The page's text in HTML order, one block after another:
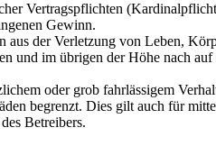
Vertragspflichten
Gewinn.
der Verletzung von Leben,
und im übrigen der Höhe nach
oder grob fahrlässigem
begrenzt. Dies gilt auch für
Betreibers.